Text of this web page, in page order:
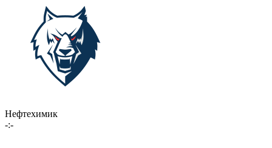
Нефтехимик
-:-